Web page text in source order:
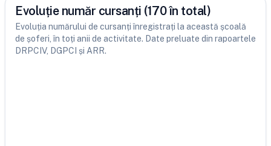
Evoluție număr cursanți (170 în total)
Evoluția numărului de cursanți înregistrați la această școală
de șoferi, în toți anii de activitate. Date preluate din rapoartele
DRPCIV, DGPCI și ARR.